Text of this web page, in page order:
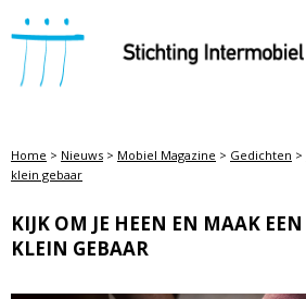
STICHTING INTERMOBIEL
Home > Nieuws > Mobiel Magazine > Gedichten >
klein gebaar
KIJK OM JE HEEN EN MAAK EEN
KLEIN GEBAAR